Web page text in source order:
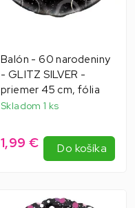
Balón - 60 narodeniny
- GLITZ SILVER -
priemer 45 cm, fólia
Skladom 1 ks
1,99 € Do košíka